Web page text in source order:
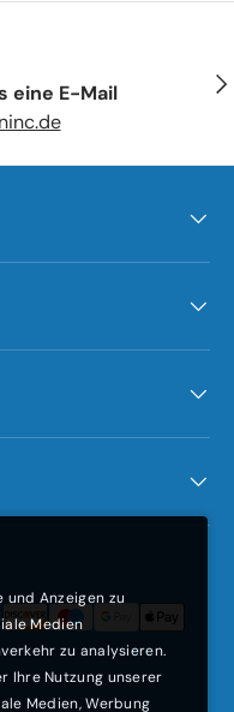
eine E-Mail
und Anzeigen zu
Medien
zu analysieren.
Ihre Nutzung unserer
Medien, Werbung